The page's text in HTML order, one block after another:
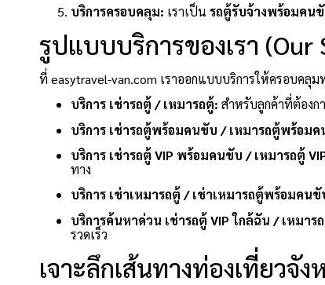
บริการครอบคลุม: เราเป็น รถตู้รับจ้างพร้อมคน
รูปแบบบริการของเรา (Our
ที่ easytravel-van.com เราออกแบบบริการให้ครอบค
บริการ เช่ารถตู้ / เหมารถตู้: สำหรับลูกค้าที่ต้องก
บริการ เช่ารถตู้พร้อมคนขับ / เหมารถตู้พร้อม
บริการ เช่ารถตู้ VIP พร้อมคนขับ / เหมารถตู้
ทาง
บริการ เช่าเหมารถตู้ / เช่าเหมารถตู้พร้อมคนขั
บริการค้นหาด่วน เช่ารถตู้ VIP ใกล้ฉัน / เหมาร
รวดเร็ว
เจาะลึกเส้นทางท่องเที่ยวจั